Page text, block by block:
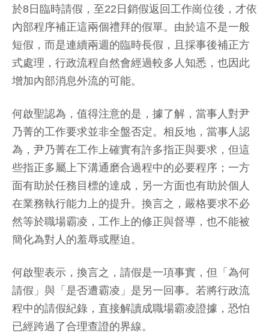
於8日臨時請假，至22日銷假返回工作崗位後，才依
內部程序補正這兩個禮拜的假單。由於這不是一般
短假，而是連續兩週的臨時長假，且採事後補正方
式處理，行政流程自然會經過較多人知悉，也因此
增加內部消息外流的可能。
何啟聖認為，值得注意的是，據了解，當事人對尹
乃菁的工作要求並非全盤否定。相反地，當事人認
為，尹乃菁在工作上確實有許多指正與要求，但這
些指正多屬上下溝通磨合過程中的必要程序；一方
面有助於任務目標的達成，另一方面也有助於個人
在業務執行能力上的提升。換言之，嚴格要求不必
然等於職場霸凌，工作上的修正與督導，也不能被
簡化為對人的羞辱或壓迫。
何啟聖表示，換言之，請假是一項事實，但「為何
請假」與「是否遭霸凌」是另一回事。若將行政流
程中的請假紀錄，直接解讀成職場霸凌證據，恐怕
已經跨過了合理查證的界線。